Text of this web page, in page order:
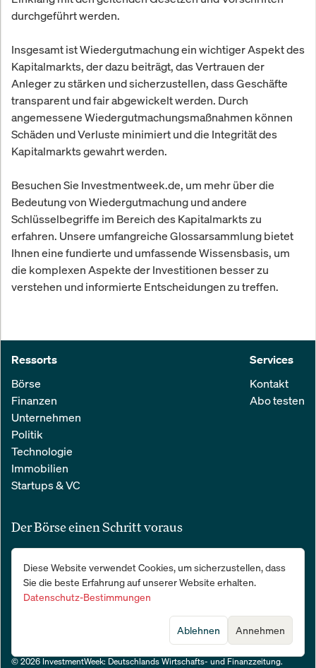
durchgeführt werden.
Insgesamt ist Wiedergutmachung ein wichtiger Aspekt des
Kapitalmarkts, der dazu beiträgt, das Vertrauen der
Anleger zu stärken und sicherzustellen, dass Geschäfte
transparent und fair abgewickelt werden. Durch
angemessene Wiedergutmachungsmaßnahmen können
Schäden und Verluste minimiert und die Integrität des
Kapitalmarkts gewahrt werden.
Besuchen Sie Investmentweek.de, um mehr über die
Bedeutung von Wiedergutmachung und andere
Schlüsselbegriffe im Bereich des Kapitalmarkts zu
erfahren. Unsere umfangreiche Glossarsammlung bietet
Ihnen eine fundierte und umfassende Wissensbasis, um
die komplexen Aspekte der Investitionen besser zu
verstehen und informierte Entscheidungen zu treffen.
Ressorts
Börse
Finanzen
Unternehmen
Politik
Technologie
Immobilien
Startups & VC
Services
Kontakt
Abo testen
Der Börse einen Schritt voraus
Alle relevanten Nachrichten aus Wirtschaft und Finanzen in einer
einfachen E-Mail. 100 % kostenlos:
© 2026 InvestmentWeek: Deutschlands Wirtschafts- und Finanzzeitung.
Diese Website verwendet Cookies, um sicherzustellen, dass
Sie die beste Erfahrung auf unserer Website erhalten.
Datenschutz-Bestimmungen
Annehmen
Ablehnen